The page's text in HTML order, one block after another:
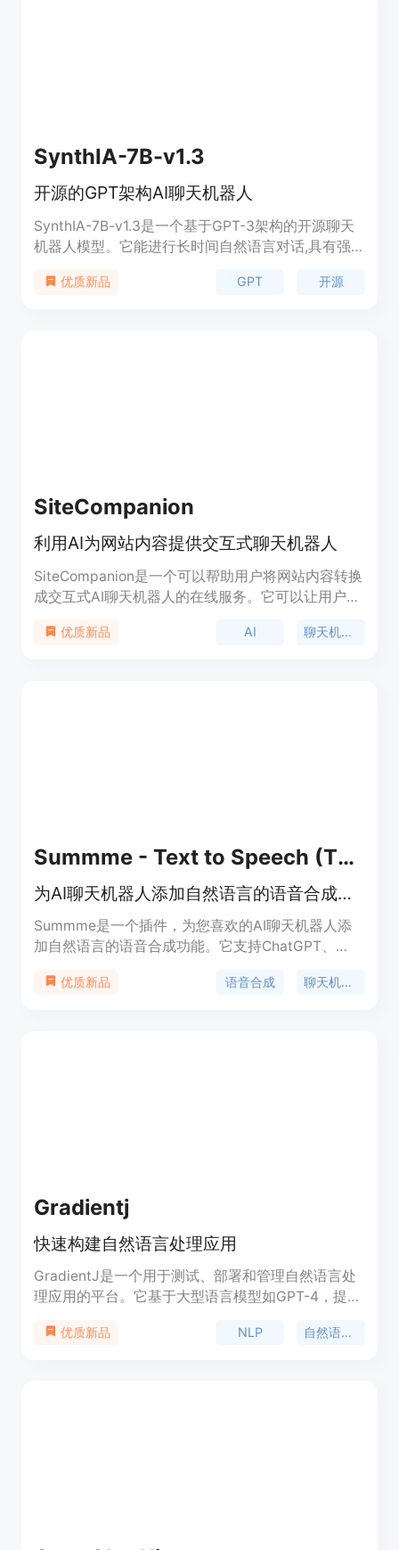
SynthIA-7B-v1.3
开源的GPT架构AI聊天机器人
SynthIA-7B-v1.3是一个基于GPT-3架构的开源聊天
机器人模型。它能进行长时间自然语言对话,具有强
用,提供真实、智能的交互体验。
优质新品 GPT 开源
SiteCompanion
利用AI为网站内容提供交互式聊天机器人
SiteCompanion是一个可以帮助用户将网站内容转换
成交互式AI聊天机器人的在线服务。它可以让用户轻
答用户的问题,为用户提供即时的指导和帮助。
优质新品 AI 聊天机器人
Summme - Text to Speech (TTS) for AI Chatbots
为AI聊天机器人添加自然语言的语音合成功能
Summme是一个插件，为您喜欢的AI聊天机器人添
加自然语言的语音合成功能。它支持ChatGPT、
台。您可以自动或手动将聊天机器人的回复转换为语
优质新品 语音合成 聊天机器人
Gradientj
快速构建自然语言处理应用
GradientJ是一个用于测试、部署和管理自然语言处
理应用的平台。它基于大型语言模型如GPT-4，提供
开发自定义的文本生成、问答系统、聊天机器人等
优质新品 NLP 自然语言处理